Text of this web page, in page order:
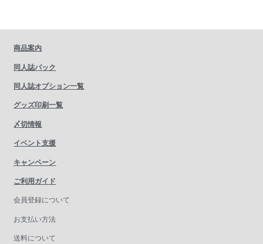
商品案内
同人誌パック
同人誌オプション一覧
グッズ印刷一覧
〆切情報
イベント支援
キャンペーン
ご利用ガイド
会員登録について
お支払い方法
送料について